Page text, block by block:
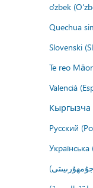
o'zbek
Quechua
Slovenski
Te reo
Valencià
Кыргызча
Русский
Українська